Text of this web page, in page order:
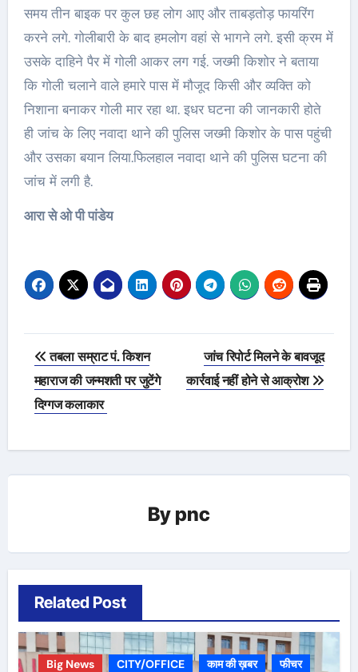
समय तीन बाइक पर कुल छह लोग आए और ताबड़तोड़ फायरिंग
करने लगे. गोलीबारी के बाद हमलोग वहां से भागने लगे. इसी क्रम में
उसके दाहिने पैर में गोली आकर लग गई. जख्मी किशोर ने बताया
कि गोली चलाने वाले हमारे पास में मौजूद किसी और व्यक्ति को
निशाना बनाकर गोली मार रहा था. इधर घटना की जानकारी होते
ही जांच के लिए नवादा थाने की पुलिस जख्मी किशोर के पास पहुंची
और उसका बयान लिया.फिलहाल नवादा थाने की पुलिस घटना की
जांच में लगी है.
आरा से ओ पी पांडेय
Post
navigation
तबला सम्राट पं. किशन
महाराज की जन्मशती पर जुटेंगे
दिग्गज कलाकार
जांच रिपोर्ट मिलने के बावजूद
कार्रवाई नहीं होने से आक्रोश
By pnc
Related Post
Big News CITY/OFFICE काम की ख़बर फीचर